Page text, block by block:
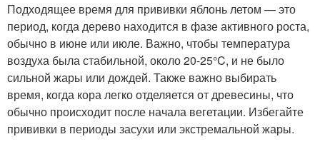
Подходящее время для прививки яблонь летом — это
период, когда дерево находится в фазе активного роста,
обычно в июне или июле. Важно, чтобы температура
воздуха была стабильной, около 20-25°C, и не было
сильной жары или дождей. Также важно выбирать
время, когда кора легко отделяется от древесины, что
обычно происходит после начала вегетации. Избегайте
прививки в периоды засухи или экстремальной жары.